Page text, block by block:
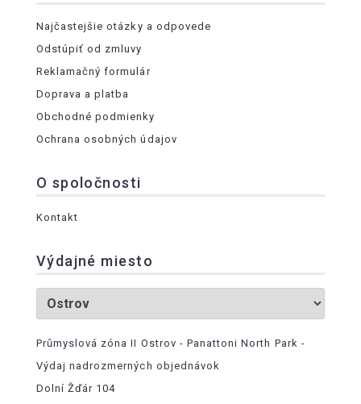
Najčastejšie otázky a odpovede
Odstúpiť od zmluvy
Reklamačný formulár
Doprava a platba
Obchodné podmienky
Ochrana osobných údajov
O spoločnosti
Kontakt
Výdajné miesto
Průmyslová zóna II Ostrov - Panattoni North Park -
Výdaj nadrozmerných objednávok
Dolní Žďár 104